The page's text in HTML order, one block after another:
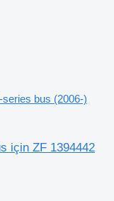
bus (2006-)
için ZF 1394442